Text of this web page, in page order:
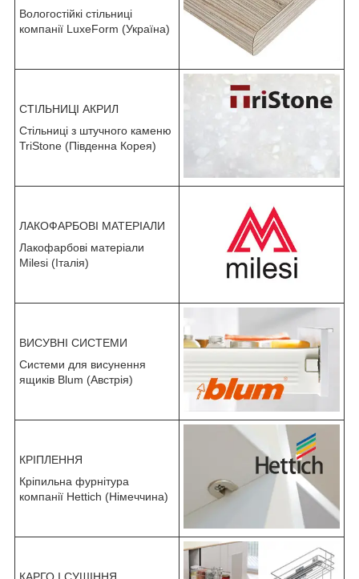
Вологостійкі стільниці
компанії LuxeForm (Україна)
СТІЛЬНИЦІ АКРИЛ
Стільниці з штучного каменю
TriStone (Південна Корея)
ЛАКОФАРБОВІ МАТЕРІАЛИ
Лакофарбові матеріали
Milesi (Італія)
ВИСУВНІ СИСТЕМИ
Системи для висунення
ящиків Blum (Австрія)
КРІПЛЕННЯ
Кріпильна фурнітура
компанії Hettich (Німеччина)
КАРГО І СУШІННЯ